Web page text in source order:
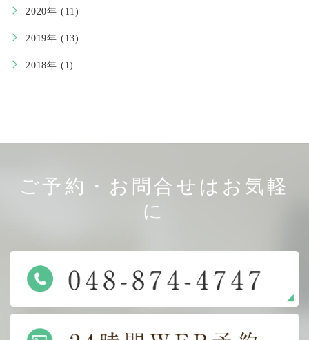
2020年 (11)
2019年 (13)
2018年 (1)
ご予約・お問合せはお気軽
に